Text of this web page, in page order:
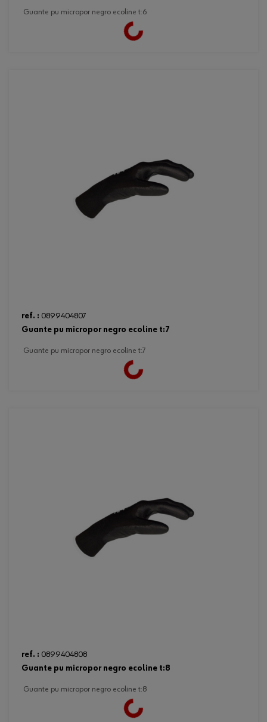
guante pu micropor negro ecoline t:6
Loading...
ref. : 0899404807
guante pu micropor negro ecoline t:7
guante pu micropor negro ecoline t:7
Loading...
ref. : 0899404808
guante pu micropor negro ecoline t:8
guante pu micropor negro ecoline t:8